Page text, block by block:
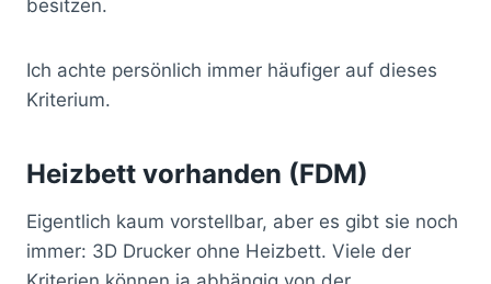
besitzen.
Ich achte persönlich immer häufiger auf dieses
Kriterium.
Heizbett vorhanden (FDM)
Eigentlich kaum vorstellbar, aber es gibt sie noch
immer: 3D Drucker ohne Heizbett. Viele der